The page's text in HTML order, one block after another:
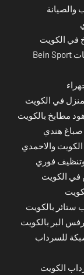
والصيانة
في الكويت
اشتراك بي ان سبورت المنطقة العاشرة باقات Bein Sport
في الكويت
مطابخ بالكويت
صباغ هندي
والاحمدي
فوري
الكويت
بالكويت
البر بالكويت
للسرداب
الكويت